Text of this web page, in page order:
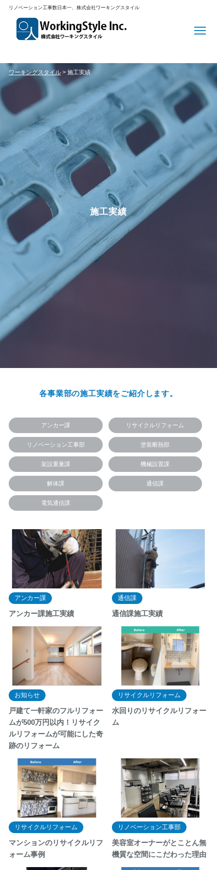
リノベーション工事数日本一、株式会社ワーキングスタイル
ワーキングスタイル> 施工実績
施工実績
各事業部の施工実績をご紹介します。
アンカー課 リサイクルリフォーム
リノベーション工事部 塗装断熱部
架設重量課 機械設置課
解体課 通信課
電気通信課
アンカー課
アンカー課施工実績
通信課
通信課施工実績
お知らせ
戸建て一軒家のフルリフォー
ムが500万円以内！リサイク
ルリフォームが可能にした奇
跡のリフォーム
リサイクルリフォーム
水回りのリサイクルリフォー
ム
リサイクルリフォーム
マンションのリサイクルリフ
ォーム事例
リノベーション工事部
美容室オーナーがとことん無
機質な空間にこだわった理由